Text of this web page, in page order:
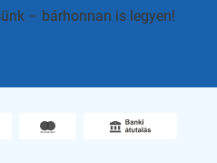
– bárhonnan is legyen!